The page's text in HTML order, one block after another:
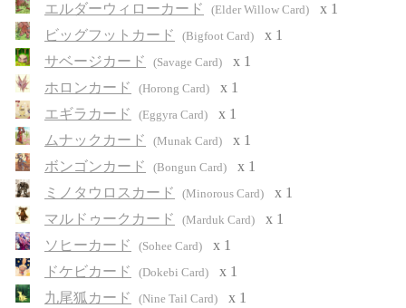
エルダーウィローカード
(Elder Willow Card)
x 1
ビッグフットカード
(Bigfoot Card)
x 1
サベージカード
(Savage Card)
x 1
ホロンカード
(Horong Card)
x 1
エギラカード
(Eggyra Card)
x 1
ムナックカード
(Munak Card)
x 1
ボンゴンカード
(Bongun Card)
x 1
ミノタウロスカード
(Minorous Card)
x 1
マルドゥークカード
(Marduk Card)
x 1
ソヒーカード
(Sohee Card)
x 1
ドケビカード
(Dokebi Card)
x 1
九尾狐カード
(Nine Tail Card)
x 1